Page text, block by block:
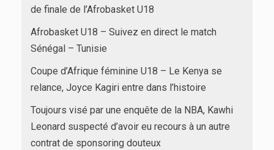
de finale de l’Afrobasket U18
Afrobasket U18 – Suivez en direct le match
Sénégal – Tunisie
Coupe d’Afrique féminine U18 – Le Kenya se
relance, Joyce Kagiri entre dans l’histoire
Toujours visé par une enquête de la NBA, Kawhi
Leonard suspecté d’avoir eu recours à un autre
contrat de sponsoring douteux